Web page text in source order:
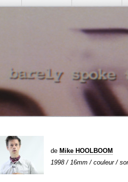
de Mike HOOLBOOM
1998 / 16mm / couleur /